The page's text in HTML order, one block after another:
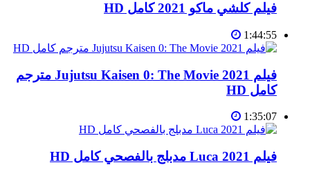
فيلم كلشي ماكو 2021 كامل HD
1:44:55
فيلم Jujutsu Kaisen 0: The Movie 2021 مترجم
كامل HD
1:35:07
فيلم Luca 2021 مدبلج بالفصحي كامل HD